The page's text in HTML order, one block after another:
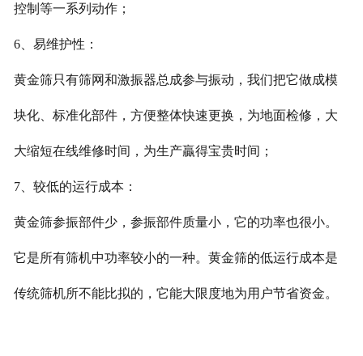
控制等一系列动作；
6、易维护性：
黄金筛只有筛网和激振器总成参与振动，我们把它做成模
块化、标准化部件，方便整体快速更换，为地面检修，大
大缩短在线维修时间，为生产贏得宝贵时间；
7、较低的运行成本：
黄金筛参振部件少，参振部件质量小，它的功率也很小。
它是所有筛机中功率较小的一种。黄金筛的低运行成本是
传统筛机所不能比拟的，它能大限度地为用户节省资金。